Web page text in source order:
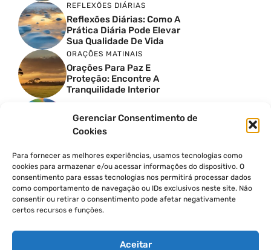
Gerenciar Consentimento de
Cookies
Para fornecer as melhores experiências, usamos tecnologias como
cookies para armazenar e/ou acessar informações do dispositivo. O
consentimento para essas tecnologias nos permitirá processar dados
como comportamento de navegação ou IDs exclusivos neste site. Não
consentir ou retirar o consentimento pode afetar negativamente
certos recursos e funções.
Aceitar
REFLEXÕES DIÁRIAS
Reflexões Diárias: Como A
Prática Diária Pode Elevar
Sua Qualidade De Vida
ORAÇÕES MATINAIS
Orações Para Paz E
Proteção: Encontre A
Tranquilidade Interior
3 Técnicas De Gratidão
Para Iniciantes
Os Inúmeros Benefícios Da
Meditação Para A Saúde
Mental
REFLEXÕES DIÁRIAS
Como Iniciar Um Diário De